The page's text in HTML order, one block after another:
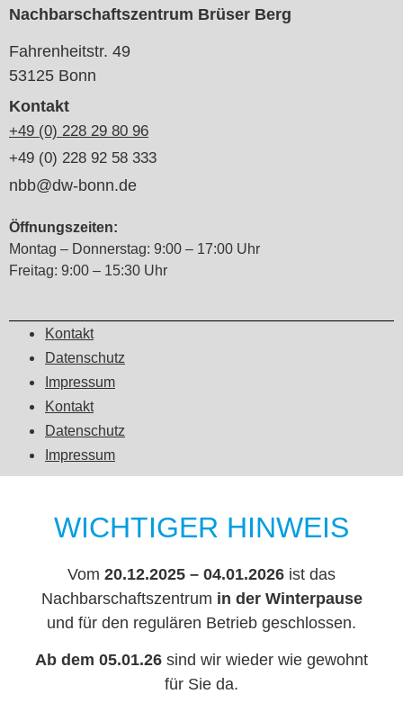
Nachbarschaftszentrum Brüser Berg
Fahrenheitstr. 49
53125 Bonn
Kontakt
+49 (0) 228 29 80 96
+49 (0) 228 92 58 333
nbb@dw-bonn.de
Öffnungszeiten:
Montag – Donnerstag: 9:00 – 17:00 Uhr
Freitag: 9:00 – 15:30 Uhr
Kontakt
Datenschutz
Impressum
Kontakt
Datenschutz
Impressum
WICHTIGER HINWEIS
Vom 20.12.2025 – 04.01.2026 ist das
Nachbarschaftszentrum in der Winterpause
und für den regulären Betrieb geschlossen.
Ab dem 05.01.26 sind wir wieder wie gewohnt
für Sie da.